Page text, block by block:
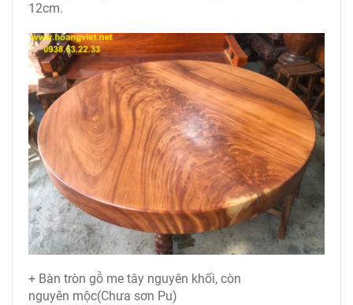
12cm.
+ Bàn tròn gỗ me tây nguyên khối, còn
nguyên mộc(Chưa sơn Pu)